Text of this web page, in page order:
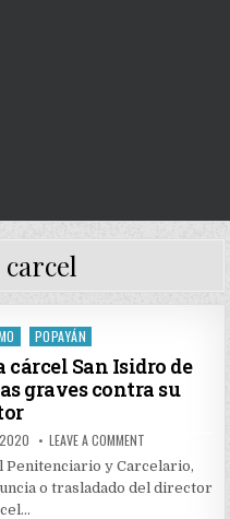
carcel
POPAYÁN
San Isidro de
graves contra su
2020 LEAVE A COMMENTON
AL
INTERIOR
DE
y Carcelario,
o trasladado del director